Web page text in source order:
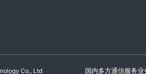
Co., Ltd 国内多方通信服务业